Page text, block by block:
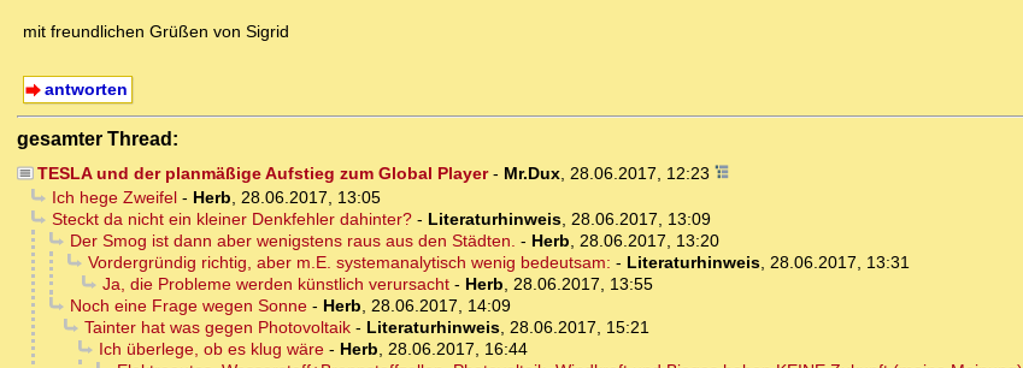
mit freundlichen Grüßen von Sigrid
antworten
gesamter Thread:
TESLA und der planmäßige Aufstieg zum Global Player- Mr.Dux, 28.06.2017, 12:23
Ich hege Zweifel- Herb, 28.06.2017, 13:05
Steckt da nicht ein kleiner Denkfehler dahinter?- Literaturhinweis, 28.06.2017, 13:09
Der Smog ist dann aber wenigstens raus aus den Städten. - Herb, 28.06.2017, 13:20
Vordergründig richtig, aber m.E. systemanalytisch wenig bedeutsam: - Literaturhinweis, 28.06.2017, 13:31
Ja, die Probleme werden künstlich verursacht- Herb, 28.06.2017, 13:55
Noch eine Frage wegen Sonne- Herb, 28.06.2017, 14:09
Tainter hat was gegen Photovoltaik- Literaturhinweis, 28.06.2017, 15:21
Ich überlege, ob es klug wäre- Herb, 28.06.2017, 16:44